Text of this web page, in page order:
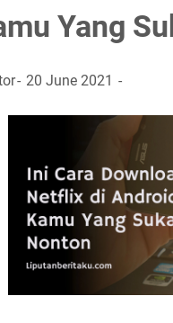
Yang
20 June 2021